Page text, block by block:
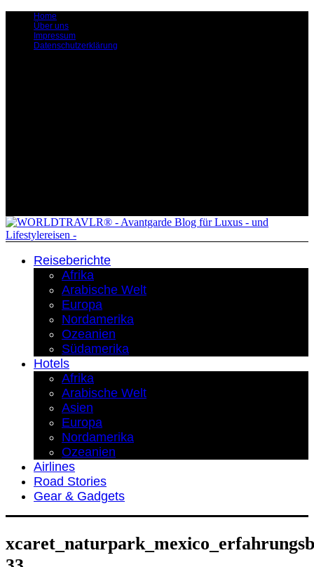
Home
Über uns
Impressum
Datenschutzerklärung
Reiseberichte
Afrika
Arabische Welt
Europa
Nordamerika
Ozeanien
Südamerika
Hotels
Afrika
Arabische Welt
Asien
Europa
Nordamerika
Ozeanien
Airlines
Road Stories
Gear & Gadgets